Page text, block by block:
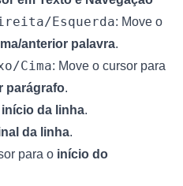
Esquerda: Move o
anterior palavra.
Cima: Move o cursor para
parágrafo.
início da linha.
da linha.
para o início do